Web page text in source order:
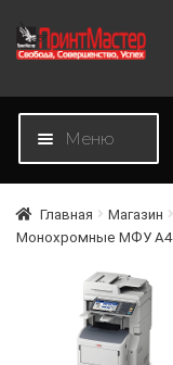
Перейти
навигации
Перейти
содержимому
Меню
Новости
Главная Магазин
Монохромные МФУ A4